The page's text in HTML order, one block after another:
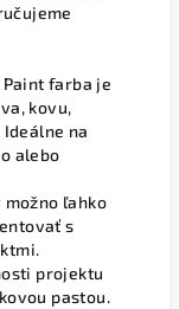
Paint farba je
kovu,
na
alebo
možno ľahko
s
projektu
pastou.